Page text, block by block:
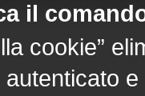
il
cookie”